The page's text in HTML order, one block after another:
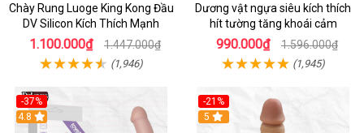
Chày Rung Luoge King Kong Đầu
DV Silicon Kích Thích Mạnh
1.100.000₫ 1.447.000₫
(1,946)
Dương vật ngựa siêu kích thích
hít tường tăng khoái cảm
990.000₫ 1.596.000₫
(1,945)
-37%
Hot
4.8
-21%
Hot
5